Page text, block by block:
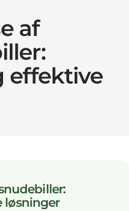
af
effektive
løsninger